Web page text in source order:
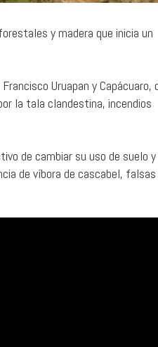
y madera que inicia un
Uruapan y Capácuaro,
la tala clandestina, incendios
de cambiar su uso de suelo y
de víbora de cascabel, falsas